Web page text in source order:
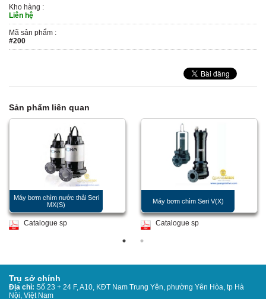
Kho hàng :
Liên hệ
Mã sản phẩm :
#200
Sản phẩm liên quan
Máy bơm chìm nước thải Seri
MX(S)
Catalogue sp
Máy bơm chìm Seri V(X)
Catalogue sp
Trụ sở chính
Địa chỉ: Số 23 + 24 F, A10, KĐT Nam Trung Yên, phường Yên Hòa, tp Hà
Nội, Việt Nam